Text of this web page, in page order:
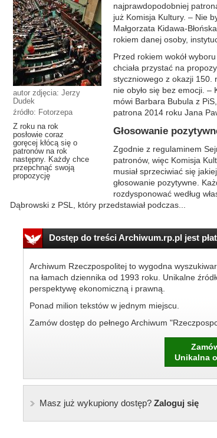
autor zdjęcia: Jerzy
Dudek
źródło: Fotorzepa
Z roku na rok
posłowie coraz
goręcej kłócą się o
patronów na rok
następny. Każdy chce
przepchnąć swoją
propozycję
najprawdopodobniej
już Komisja Kultury. – Nie
Małgorzata Kidawa-
rokiem danej osoby,
Przed rokiem wokół
chciała przystać na
styczniowego z okazji 150.
nie obyło się bez emocji. –
mówi Barbara Bubula z
patrona 2014 roku Jana
Głosowanie
Zgodnie z regulaminem
patronów, więc Komisja
musiał sprzeciwiać się
głosowanie pozytywne.
rozdysponować według
Dąbrowski z PSL, który przedstawiał podczas...
Dostęp do treści Archiwum.rp.pl jest
Archiwum Rzeczpospolitej to wygodna
na łamach dziennika od 1993 roku. Unikalne
perspektywę ekonomiczną i prawną.
Ponad milion tekstów w jednym miejscu.
Zamów dostęp do pełnego Archiwum
Unikalna
Masz już wykupiony dostęp?Zaloguj się